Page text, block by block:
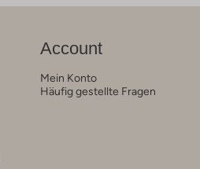
Account
Mein Konto
Häufig gestellte Fragen